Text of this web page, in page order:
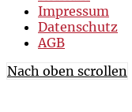
Impressum
Datenschutz
AGB
Nach oben scrollen